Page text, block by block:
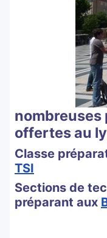
nombreuses
offertes au
Classe
TSI
Sections de
préparant aux